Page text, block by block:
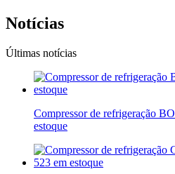
Notícias
Últimas notícias
Compressor de refrigeração
estoque